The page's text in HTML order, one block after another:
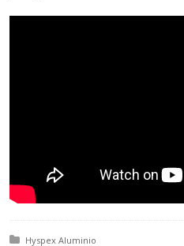
Posted in:
Hyspex Aluminio